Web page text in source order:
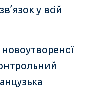
у всій